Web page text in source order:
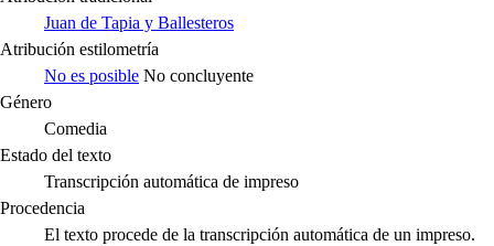
Juan de Tapia y Ballesteros
Atribución estilometría
No es posible No concluyente
Género
Comedia
Estado del texto
Transcripción automática de impreso
Procedencia
El texto procede de la transcripción automática de un impreso.